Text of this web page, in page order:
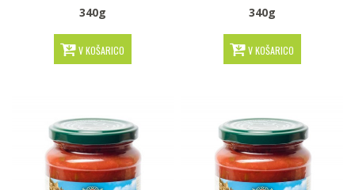
340g
V KOŠARICO
340g
V KOŠARICO